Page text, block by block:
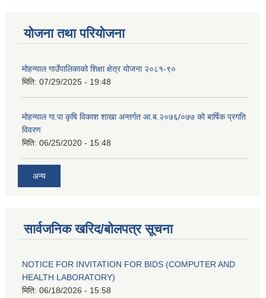
योजना तथा परियोजना
मोहन्याल गाउँपालिकाको शिक्षा क्षेत्र योजना २०८१-९०
मिति: 07/29/2025 - 19:48
मोहन्याल गा.पा कृषि विकाश शाखा अन्तर्गत आ.ब.२०७६/०७७ को बार्षिक प्रगति
विवरण
मिति: 06/25/2020 - 15:48
अन्य
सार्वजनिक खरिद/बोलपत्र सूचना
NOTICE FOR INVITATION FOR BIDS (COMPUTER AND
HEALTH LABORATORY)
मिति: 06/18/2026 - 15:58